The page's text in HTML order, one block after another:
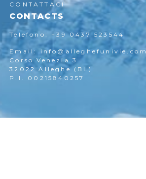
CONTATTACI
CONTACTS
Telefono: +39 0437 523544
Email: info@alleghefunivie.com
Corso Venezia 3
32022 Alleghe (BL)
P.I. 00215840257